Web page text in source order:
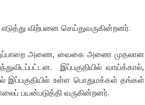
விற்பனை செய்துவருகின்றனர்.
அணை, வைகை அணை முதலான
இப்பகுதியில் வாய்க்கால்,
இப்பகுதியில் உள்ள பொதுமக்கள் தங்கள்
பயன்படுத்தி வருகின்றனர்.